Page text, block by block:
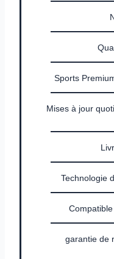
Sports
Mises à jour
Technologie
garantie de